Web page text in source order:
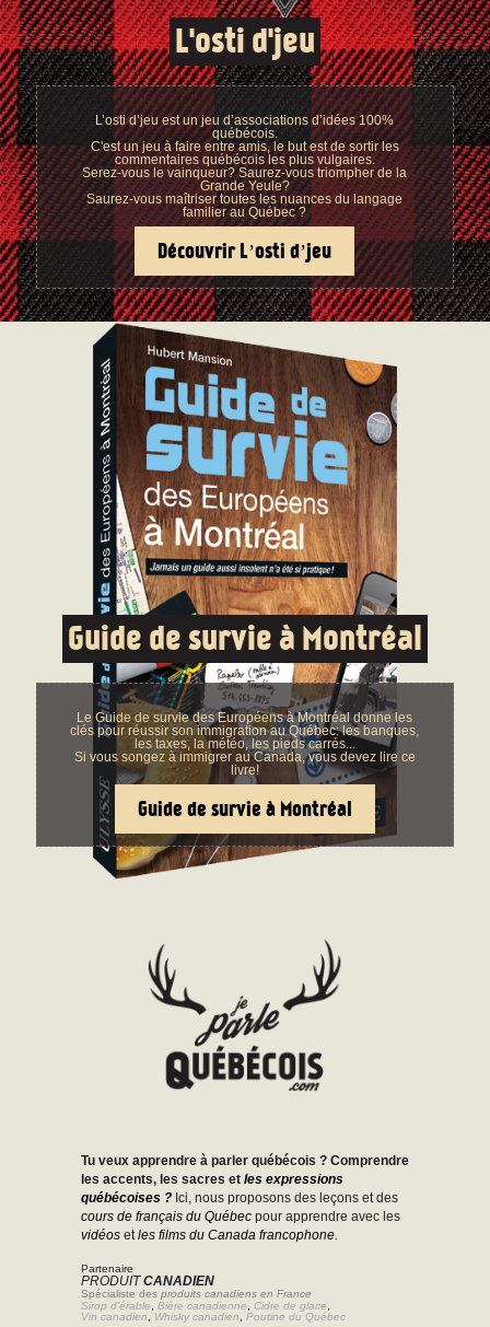
L'osti d'jeu
L’osti d’jeu est un jeu d’associations d’idées 100%
québécois.
C'est un jeu à faire entre amis, le but est de sortir les
commentaires québécois les plus vulgaires.
Serez-vous le vainqueur? Saurez-vous triompher de la
Grande Yeule?
Saurez-vous maîtriser toutes les nuances du langage
familier au Québec ?
Découvrir L’osti d’jeu
Guide de survie à Montréal
Le Guide de survie des Européens à Montréal donne les
clés pour réussir son immigration au Québec: les banques,
les taxes, la météo, les pieds carrés...
Si vous songez à immigrer au Canada, vous devez lire ce
livre!
Guide de survie à Montréal
Tu veux apprendre à parler québécois ? Comprendre
les accents, les sacres et les expressions
québécoises ? Ici, nous proposons des leçons et des
cours de français du Québec pour apprendre avec les
vidéos et les films du Canada francophone.
Partenaire
PRODUITCANADIEN
Spécialiste des produits canadiens en France
Sirop d'érable
Bière canadienne Cidre de glace
Vin canadien
Whisky canadien Poutine du Québec